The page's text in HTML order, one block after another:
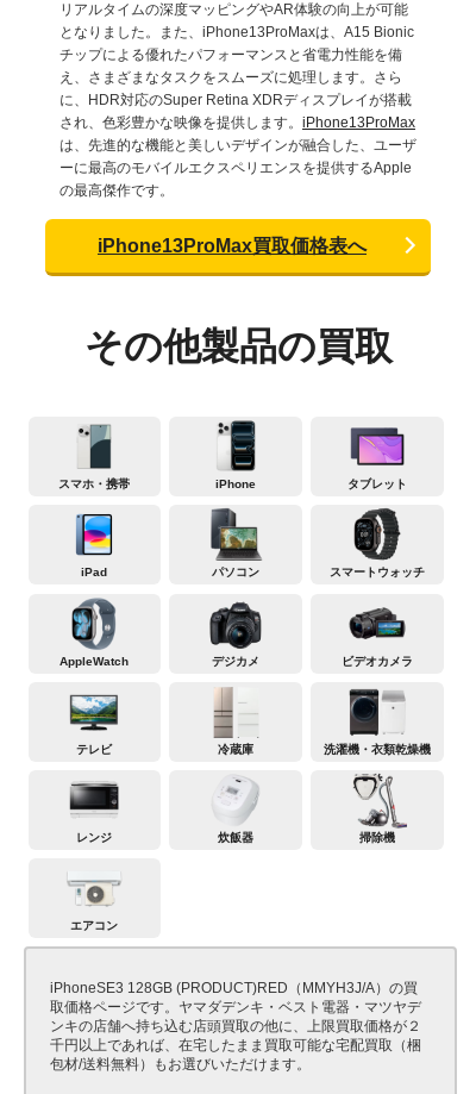
リアルタイムの深度マッピングやAR体験の向上が可能
となりました。また、iPhone13ProMaxは、A15 Bionic
チップによる優れたパフォーマンスと省電力性能を備
え、さまざまなタスクをスムーズに処理します。さら
に、HDR対応のSuper Retina XDRディスプレイが搭載
され、色彩豊かな映像を提供します。 iPhone13ProMax
は、先進的な機能と美しいデザインが融合した、ユーザ
ーに最高のモバイルエクスペリエンスを提供するApple
の最高傑作です。
iPhone13ProMax買取価格表へ
その他製品の買取
スマホ・携帯 iPhone タブレット
iPad パソコン スマートウォッチ
AppleWatch デジカメ ビデオカメラ
テレビ 冷蔵庫 洗濯機・衣類乾燥機
レンジ 炊飯器 掃除機
エアコン
iPhoneSE3 128GB (PRODUCT)RED（MMYH3J/A）の買
取価格ページです。ヤマダデンキ・ベスト電器・マツヤデ
ンキの店舗へ持ち込む店頭買取の他に、上限買取価格が２
千円以上であれば、在宅したまま買取可能な宅配買取（梱
包材/送料無料）もお選びいただけます。